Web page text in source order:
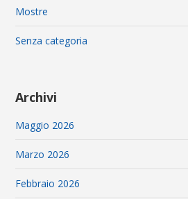
Mostre
Senza categoria
Archivi
Maggio 2026
Marzo 2026
Febbraio 2026